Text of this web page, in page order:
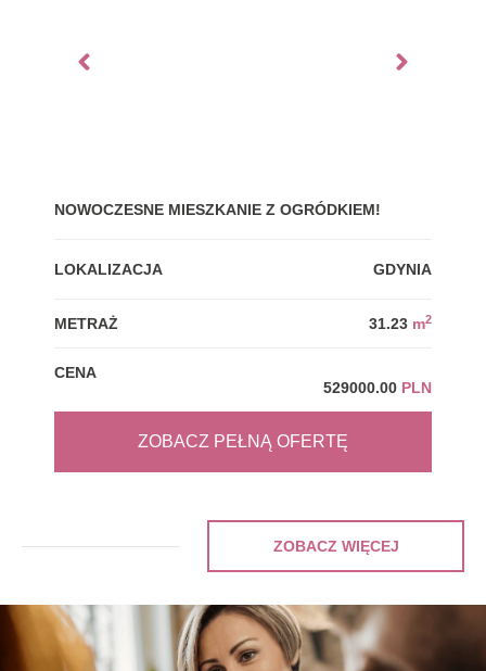
NOWOCZESNE MIESZKANIE Z OGRÓDKIEM!
LOKALIZACJA GDYNIA
METRAŻ 31.23 m2
CENA
529000.00 PLN
ZOBACZ PEŁNĄ OFERTĘ
ZOBACZ WIĘCEJ